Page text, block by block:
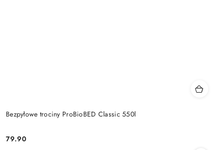
Bezpyłowe trociny ProBioBED Classic 550l
Cena:
79.90